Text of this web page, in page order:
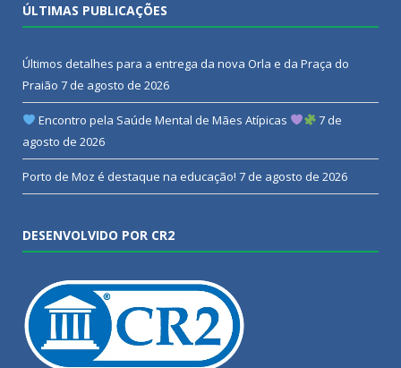
ÚLTIMAS PUBLICAÇÕES
Últimos detalhes para a entrega da nova Orla e da Praça do
Praião 7 de agosto de 2026
Encontro pela Saúde Mental de Mães Atípicas
7 de
agosto de 2026
Porto de Moz é destaque na educação! 7 de agosto de 2026
DESENVOLVIDO POR CR2